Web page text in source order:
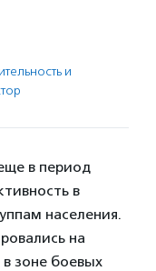
и
в период
в
населения.
на
зоне боевых